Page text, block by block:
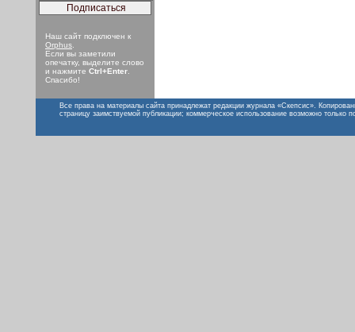
Наш сайт подключен к
Orphus
Если вы заметили
опечатку, выделите слово
и нажмите Ctrl+Enter
Спасибо!
Все права на материалы сайта принадлежат редакции журнала «Скепсис».
страницу заимствуемой публикации; коммерческое использование возможно только